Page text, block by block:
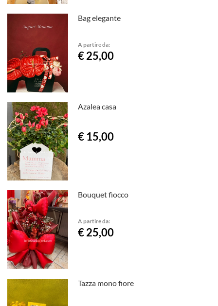
Bag elegante
A partire da:
€ 25,00
Azalea casa
€ 15,00
Bouquet fiocco
A partire da:
€ 25,00
Tazza mono fiore